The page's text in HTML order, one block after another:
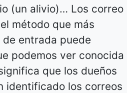
(un alivio)… Los correo
método que más
de entrada puede
podemos ver conocida
que los dueños
identificado los correos